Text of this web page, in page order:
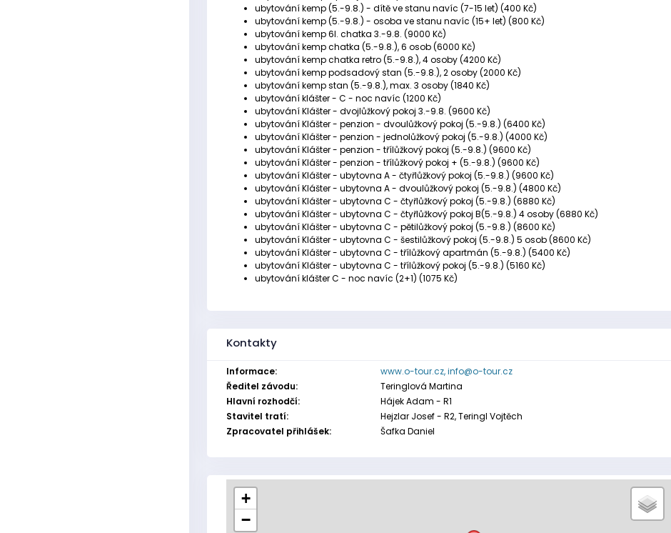
ubytování kemp (5.-9.8.) - dítě ve stanu navíc (7-15 let) (400 Kč)
ubytování kemp (5.-9.8.) - osoba ve stanu navíc (15+ let) (800 Kč)
ubytování kemp 6l. chatka 3.-9.8. (9000 Kč)
ubytování kemp chatka (5.-9.8.), 6 osob (6000 Kč)
ubytování kemp chatka retro (5.-9.8.), 4 osoby (4200 Kč)
ubytování kemp podsadový stan (5.-9.8.), 2 osoby (2000 Kč)
ubytování kemp stan (5.-9.8.), max. 3 osoby (1840 Kč)
ubytování klášter - C - noc navíc (1200 Kč)
ubytování Klášter - dvojlůžkový pokoj 3.-9.8. (9600 Kč)
ubytování Klášter - penzion - dvoulůžkový pokoj (5.-9.8.) (6400 Kč)
ubytování Klášter - penzion - jednolůžkový pokoj (5.-9.8.) (4000 Kč)
ubytování Klášter - penzion - třílůžkový pokoj (5.-9.8.) (9600 Kč)
ubytování Klášter - penzion - třílůžkový pokoj + (5.-9.8.) (9600 Kč)
ubytování Klášter - ubytovna A - čtyřlůžkový pokoj (5.-9.8.) (9600 Kč)
ubytování Klášter - ubytovna A - dvoulůžkový pokoj (5.-9.8.) (4800 Kč)
ubytování Klášter - ubytovna C - čtyřlůžkový pokoj (5.-9.8.) (6880 Kč)
ubytování Klášter - ubytovna C - čtyřlůžkový pokoj B(5.-9.8.) 4 osoby (6880 Kč)
ubytování Klášter - ubytovna C - pětilůžkový pokoj (5.-9.8.) (8600 Kč)
ubytování Klášter - ubytovna C - šestilůžkový pokoj (5.-9.8.) 5 osob (8600 Kč)
ubytování Klášter - ubytovna C - třílůžkový apartmán (5.-9.8.) (5400 Kč)
ubytování Klášter - ubytovna C - třílůžkový pokoj (5.-9.8.) (5160 Kč)
ubytování klášter C - noc navíc (2+1) (1075 Kč)
Kontakty
Informace: www.o-tour.cz,info@o-tour.cz
Ředitel závodu:
Teringlová Martina
Hlavní rozhodčí:
Hájek Adam - R1
Stavitel tratí:
Hejzlar Josef - R2, Teringl Vojtěch
Zpracovatel přihlášek:
Šafka Daniel
+
−